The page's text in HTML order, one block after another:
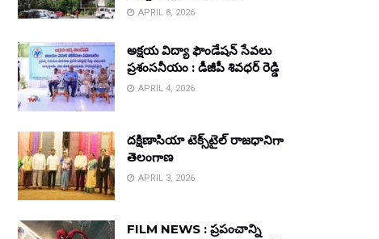
APRIL 8, 2026
అక్షయ విద్యా ఫౌండేషన్ సేవలు
ప్రశంసనీయం : డీజీపీ శివధర్ రెడ్డి
APRIL 4, 2026
దక్షిణాసియా టెక్స్‌టైల్ రాజధానిగా
తెలంగాణ
APRIL 3, 2026
FILM NEWS : ప్రపంచాన్ని